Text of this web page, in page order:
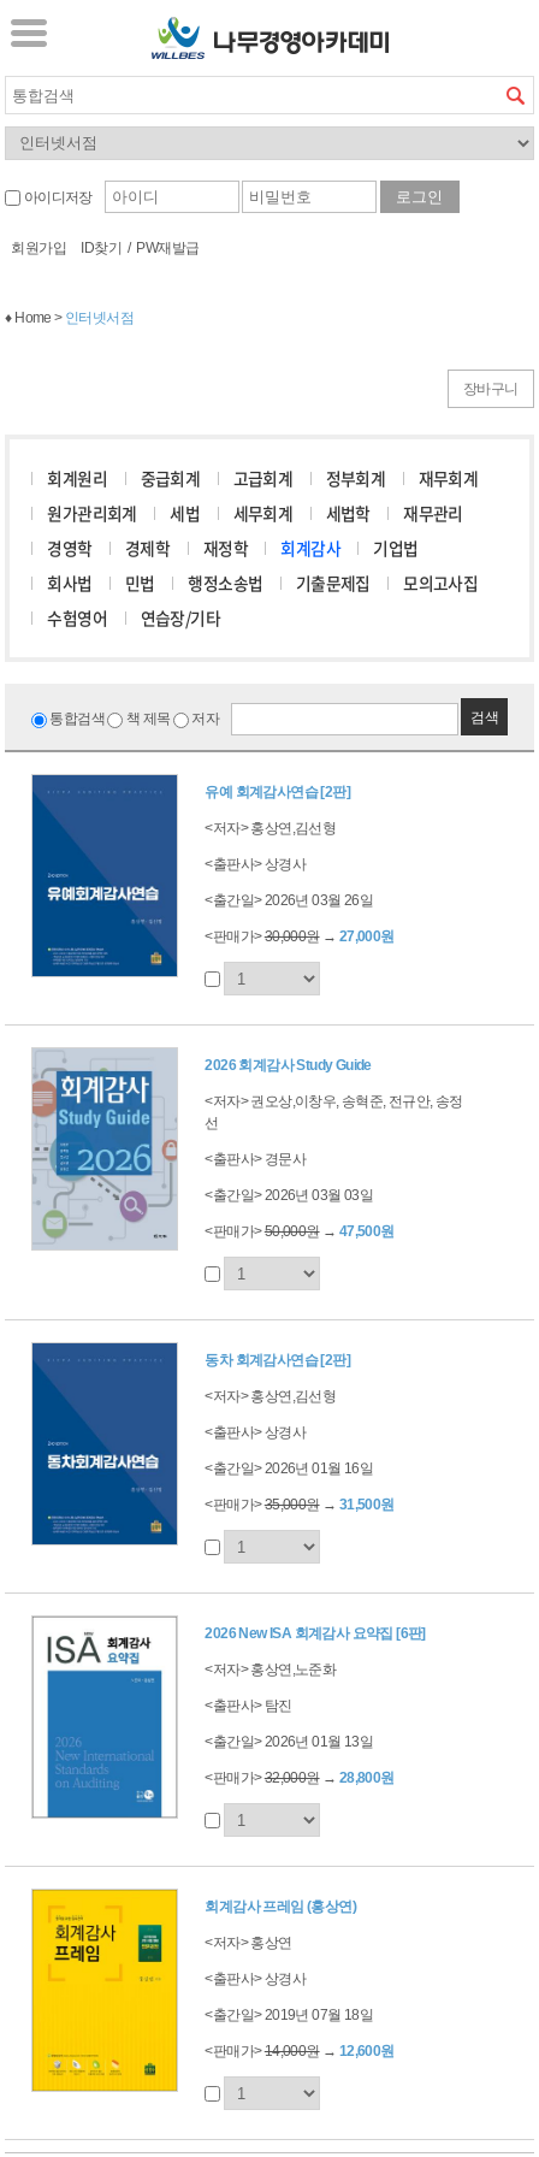
아이디저장
회원가입 ID찾기 / PW재발급
♦ Home > 인터넷서점
장바구니
회계원리 중급회계 고급회계 정부회계
재무회계
원가관리회계
세법 세무회계 세법학
재무관리
경영학
경제학 재정학 회계감사
기업법
회사법
민법 행정소송법 기출문제집
모의고사집
수험영어
연습장/기타
통합검색 책 제목 저자 검색
유예 회계감사연습 [2판]
<저자> 홍상연,김선형
<출판사> 상경사
<출간일> 2026년 03월 26일
<판매가>30,000원→ 27,000원
2026 회계감사 Study Guide
<저자> 권오상,이창우, 송혁준, 전규안, 송정
선
<출판사> 경문사
<출간일> 2026년 03월 03일
<판매가>50,000원→ 47,500원
동차 회계감사연습 [2판]
<저자> 홍상연,김선형
<출판사> 상경사
<출간일> 2026년 01월 16일
<판매가>35,000원→ 31,500원
2026 New ISA 회계감사 요약집 [6판]
<저자> 홍상연,노준화
<출판사> 탐진
<출간일> 2026년 01월 13일
<판매가>32,000원→ 28,800원
회계감사 프레임 (홍상연)
<저자> 홍상연
<출판사> 상경사
<출간일> 2019년 07월 18일
<판매가>14,000원→ 12,600원